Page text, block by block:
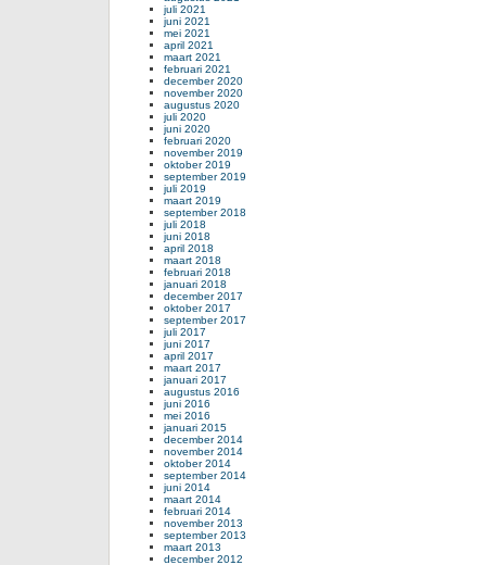
juli 2021
juni 2021
mei 2021
april 2021
maart 2021
februari 2021
december 2020
november 2020
augustus 2020
juli 2020
juni 2020
februari 2020
november 2019
oktober 2019
september 2019
juli 2019
maart 2019
september 2018
juli 2018
juni 2018
april 2018
maart 2018
februari 2018
januari 2018
december 2017
oktober 2017
september 2017
juli 2017
juni 2017
april 2017
maart 2017
januari 2017
augustus 2016
juni 2016
mei 2016
januari 2015
december 2014
november 2014
oktober 2014
september 2014
juni 2014
maart 2014
februari 2014
november 2013
september 2013
maart 2013
december 2012